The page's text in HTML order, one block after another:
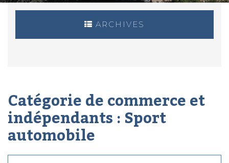
ARCHIVES
Catégorie de commerce et
indépendants :Sport
automobile